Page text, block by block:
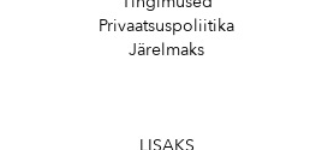
Privaatsuspoliitika
Järelmaks